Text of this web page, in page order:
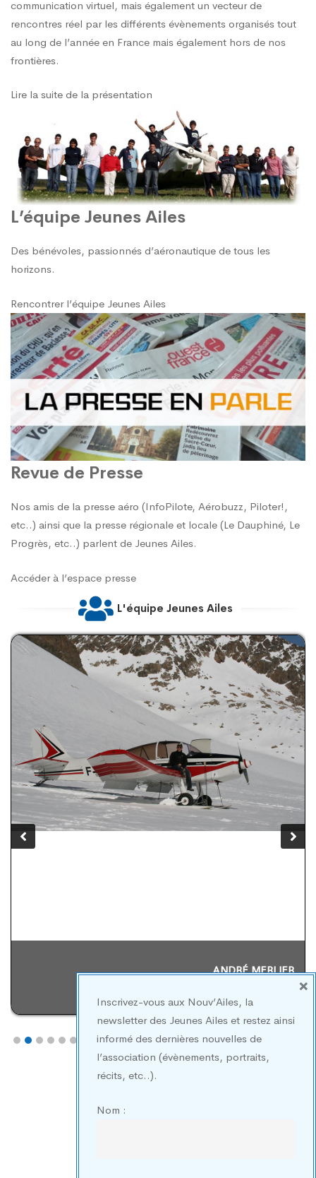
communication virtuel, mais également un vecteur de
rencontres réel par les différents évènements organisés tout
au long de l’année en France mais également hors de nos
frontières.
Lire la suite de la présentation
L’équipe Jeunes Ailes
Des bénévoles, passionnés d’aéronautique de tous les
horizons.
Rencontrer l’équipe Jeunes Ailes
Revue de Presse
Nos amis de la presse aéro (InfoPilote, Aérobuzz, Piloter!,
etc..) ainsi que la presse régionale et locale (Le Dauphiné, Le
Progrès, etc..) parlent de Jeunes Ailes.
Accéder à l’espace presse
L'équipe Jeunes Ailes
REPRÉSENTANT JEUNES AILES CENTRE & ILE DE
AURÉLIEN GANAYE
REPRÉSENTANT JEUNES AILES NORD-EST
Activités Aéro : Avion (vol montagne), ULM Localisation :
Inscrivez-vous aux Nouv’Ailes, la
newsletter des Jeunes Ailes et restez ainsi
informé des dernières nouvelles de
l’association (évènements, portraits,
récits, etc..).
Nom :
×